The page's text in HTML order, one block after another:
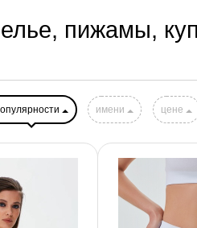
пижамы,
имени цене